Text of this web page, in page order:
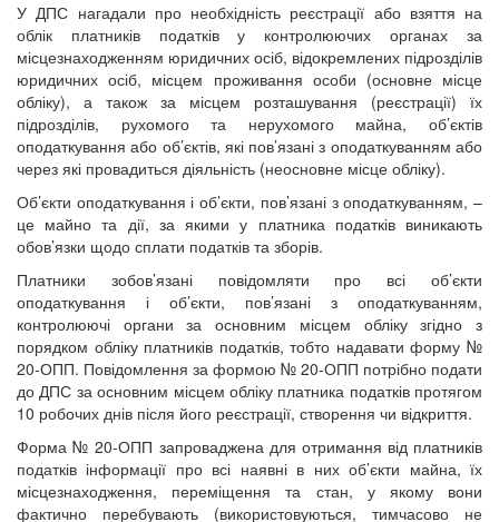
У ДПС нагадали про необхідність реєстрації або взяття на
облік платників податків у контролюючих органах за
місцезнаходженням юридичних осіб, відокремлених підрозділів
юридичних осіб, місцем проживання особи (основне місце
обліку), а також за місцем розташування (реєстрації) їх
підрозділів, рухомого та нерухомого майна, об’єктів
оподаткування або об’єктів, які пов’язані з оподаткуванням або
через які провадиться діяльність (неосновне місце обліку).
Об’єкти оподаткування і об’єкти, пов’язані з оподаткуванням, –
це майно та дії, за якими у платника податків виникають
обов’язки щодо сплати податків та зборів.
Платники зобов’язані повідомляти про всі об’єкти
оподаткування і об’єкти, пов’язані з оподаткуванням,
контролюючі органи за основним місцем обліку згідно з
порядком обліку платників податків, тобто надавати форму №
20-ОПП. Повідомлення за формою № 20-ОПП потрібно подати
до ДПС за основним місцем обліку платника податків протягом
10 робочих днів після його реєстрації, створення чи відкриття.
Форма № 20-ОПП запроваджена для отримання від платників
податків інформації про всі наявні в них об’єкти майна, їх
місцезнаходження, переміщення та стан, у якому вони
фактично перебувають (використовуються, тимчасово не